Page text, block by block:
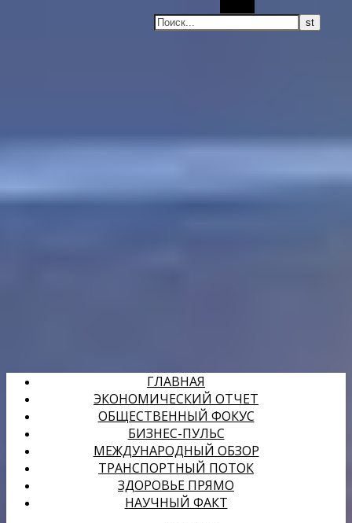
ГЛАВНАЯ
ЭКОНОМИЧЕСКИЙ ОТЧЕТ
ОБЩЕСТВЕННЫЙ ФОКУС
БИЗНЕС-ПУЛЬС
МЕЖДУНАРОДНЫЙ ОБЗОР
ТРАНСПОРТНЫЙ ПОТОК
ЗДОРОВЬЕ ПРЯМО
НАУЧНЫЙ ФАКТ